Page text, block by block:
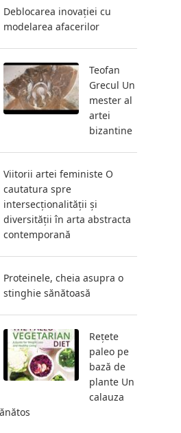
Deblocarea inovației cu
modelarea afacerilor
Teofan
Grecul Un
mester al
artei
bizantine
Viitorii artei feministe O
cautatura spre
intersecționalității și
diversității în arta abstracta
contemporană
Proteinele, cheia asupra o
stinghie sănătoasă
Rețete
paleo pe
bază de
plante Un
calauza